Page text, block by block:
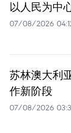
以人民为中
07/08/2026
苏林澳大利
作新阶段
07/08/2026